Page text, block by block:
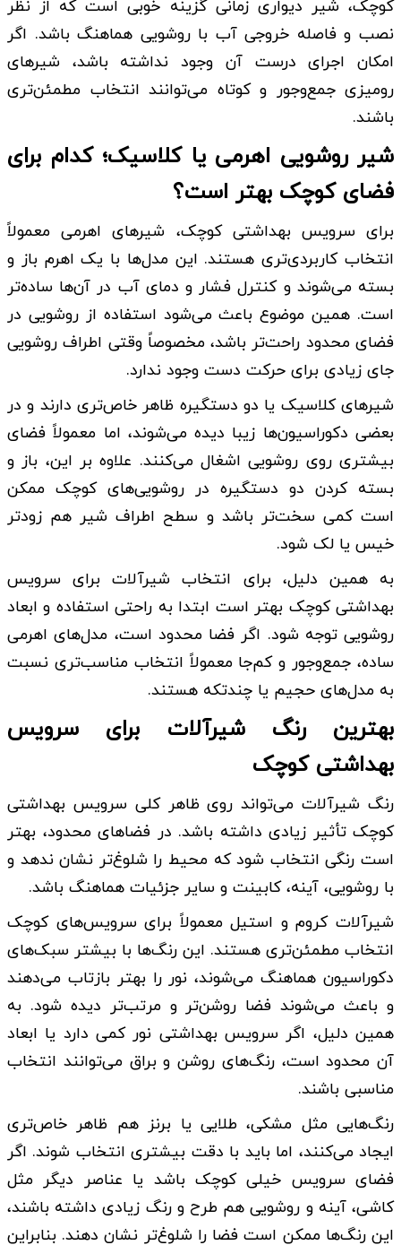
کوچک، شیر دیواری زمانی گزینه خوبی است که از نظر
نصب و فاصله خروجی آب با روشویی هماهنگ باشد. اگر
امکان اجرای درست آن وجود نداشته باشد، شیرهای
رومیزی جمع‌وجور و کوتاه می‌توانند انتخاب مطمئن‌تری
باشند.
شیر روشویی اهرمی یا کلاسیک؛ کدام برای
فضای کوچک بهتر است؟
برای سرویس بهداشتی کوچک، شیرهای اهرمی معمولاً
انتخاب کاربردی‌تری هستند. این مدل‌ها با یک اهرم باز و
بسته می‌شوند و کنترل فشار و دمای آب در آن‌ها ساده‌تر
است. همین موضوع باعث می‌شود استفاده از روشویی در
فضای محدود راحت‌تر باشد، مخصوصاً وقتی اطراف روشویی
جای زیادی برای حرکت دست وجود ندارد.
شیرهای کلاسیک یا دو دستگیره ظاهر خاص‌تری دارند و در
بعضی دکوراسیون‌ها زیبا دیده می‌شوند، اما معمولاً فضای
بیشتری روی روشویی اشغال می‌کنند. علاوه بر این، باز و
بسته کردن دو دستگیره در روشویی‌های کوچک ممکن
است کمی سخت‌تر باشد و سطح اطراف شیر هم زودتر
خیس یا لک شود.
به همین دلیل، برای انتخاب شیرآلات برای سرویس
بهداشتی کوچک بهتر است ابتدا به راحتی استفاده و ابعاد
روشویی توجه شود. اگر فضا محدود است، مدل‌های اهرمی
ساده، جمع‌وجور و کم‌جا معمولاً انتخاب مناسب‌تری نسبت
به مدل‌های حجیم یا چندتکه هستند.
بهترین رنگ شیرآلات برای سرویس
بهداشتی کوچک
رنگ شیرآلات می‌تواند روی ظاهر کلی سرویس بهداشتی
کوچک تأثیر زیادی داشته باشد. در فضاهای محدود، بهتر
است رنگی انتخاب شود که محیط را شلوغ‌تر نشان ندهد و
با روشویی، آینه، کابینت و سایر جزئیات هماهنگ باشد.
شیرآلات کروم و استیل معمولاً برای سرویس‌های کوچک
انتخاب مطمئن‌تری هستند. این رنگ‌ها با بیشتر سبک‌های
دکوراسیون هماهنگ می‌شوند، نور را بهتر بازتاب می‌دهند
و باعث می‌شوند فضا روشن‌تر و مرتب‌تر دیده شود. به
همین دلیل، اگر سرویس بهداشتی نور کمی دارد یا ابعاد
آن محدود است، رنگ‌های روشن و براق می‌توانند انتخاب
مناسبی باشند.
رنگ‌هایی مثل مشکی، طلایی یا برنز هم ظاهر خاص‌تری
ایجاد می‌کنند، اما باید با دقت بیشتری انتخاب شوند. اگر
فضای سرویس خیلی کوچک باشد یا عناصر دیگر مثل
کاشی، آینه و روشویی هم طرح و رنگ زیادی داشته باشند،
این رنگ‌ها ممکن است فضا را شلوغ‌تر نشان دهند. بنابراین